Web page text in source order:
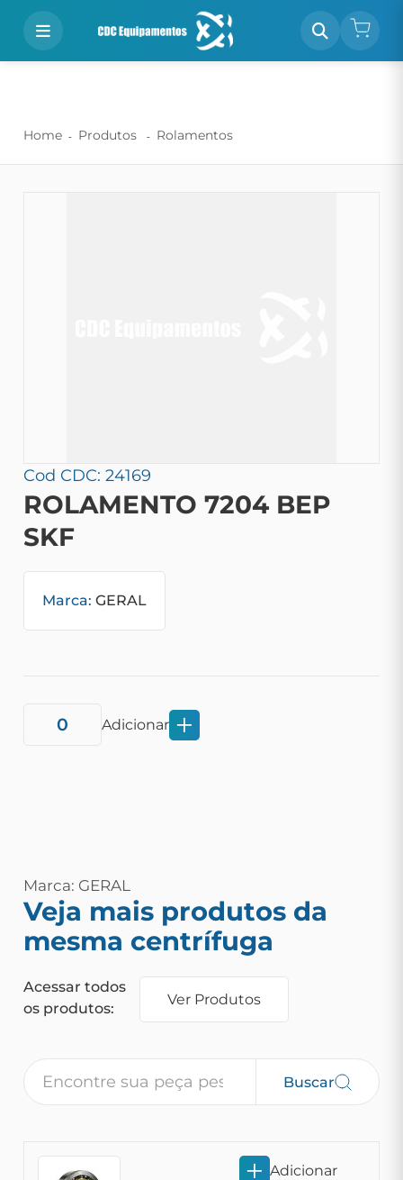
Home Produtos Rolamentos
Cod CDC: 24169
ROLAMENTO 7204 BEP
SKF
Marca: GERAL
Adicionar
Marca: GERAL
Veja mais produtos da
mesma centrífuga
Acessar todos
os produtos:
Ver Produtos
Buscar
Adicionar